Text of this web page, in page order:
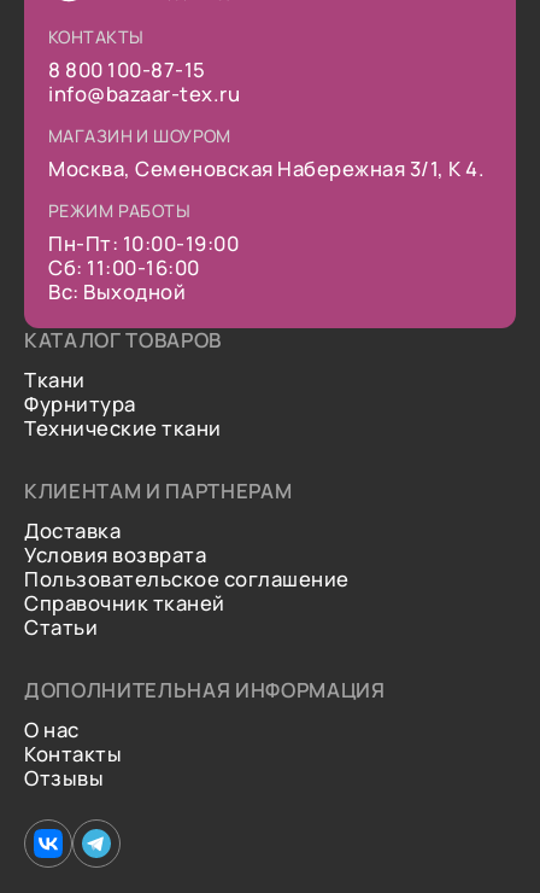
КОНТАКТЫ
8 800 100-87-15
info@bazaar-tex.ru
МАГАЗИН И ШОУРОМ
Москва, Семеновская Набережная 3/1, К 4.
РЕЖИМ РАБОТЫ
Пн-Пт: 10:00-19:00
Сб: 11:00-16:00
Вс: Выходной
КАТАЛОГ ТОВАРОВ
Ткани
Фурнитура
Технические ткани
КЛИЕНТАМ И ПАРТНЕРАМ
Доставка
Условия возврата
Пользовательское соглашение
Справочник тканей
Статьи
ДОПОЛНИТЕЛЬНАЯ ИНФОРМАЦИЯ
О нас
Контакты
Отзывы